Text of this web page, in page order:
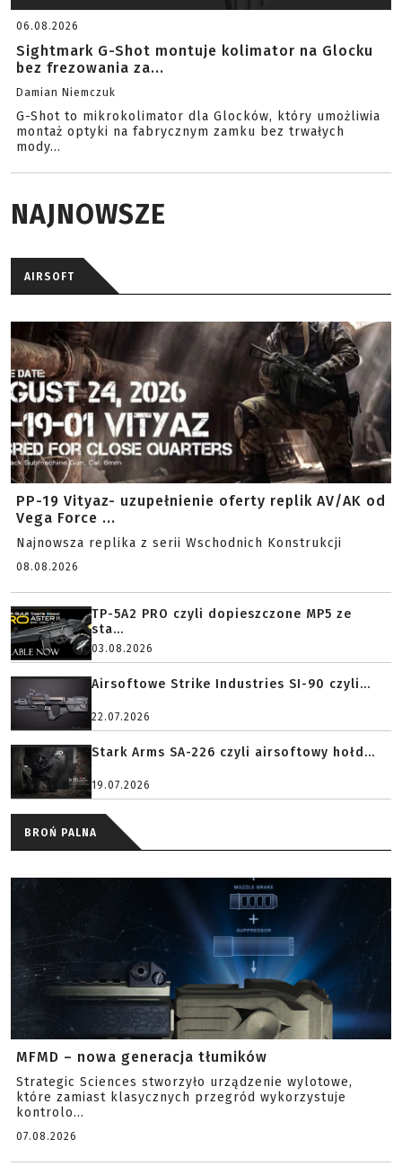
06.08.2026
Sightmark G-Shot montuje kolimator na Glocku
bez frezowania za...
Damian Niemczuk
G-Shot to mikrokolimator dla Glocków, który umożliwia
montaż optyki na fabrycznym zamku bez trwałych
mody...
NAJNOWSZE
AIRSOFT
PP-19 Vityaz- uzupełnienie oferty replik AV/AK od
Vega Force ...
Najnowsza replika z serii Wschodnich Konstrukcji
08.08.2026
TP-5A2 PRO czyli dopieszczone MP5 ze
sta...
03.08.2026
Airsoftowe Strike Industries SI-90 czyli...
22.07.2026
Stark Arms SA-226 czyli airsoftowy hołd...
19.07.2026
BROŃ PALNA
MFMD – nowa generacja tłumików
Strategic Sciences stworzyło urządzenie wylotowe,
które zamiast klasycznych przegród wykorzystuje
kontrolo...
07.08.2026